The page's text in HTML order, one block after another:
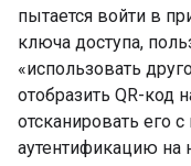
пытается войти в
ключа доступа,
«использовать
отобразить QR-код
отсканировать его
аутентификацию на